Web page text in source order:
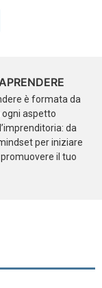
è formata da
aspetto
da
per iniziare
il tuo